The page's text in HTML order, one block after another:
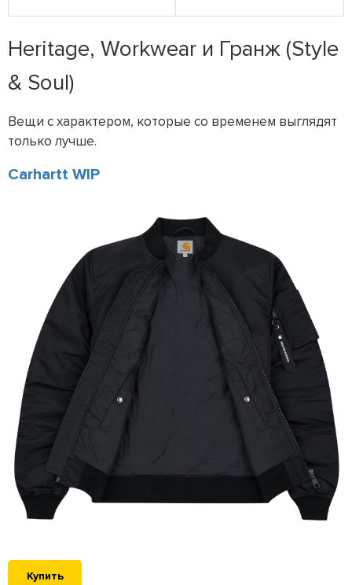
Heritage, Workwear и Гранж (Style
& Soul)
Вещи с характером, которые со временем выглядят
только лучше.
Carhartt WIP
Купить